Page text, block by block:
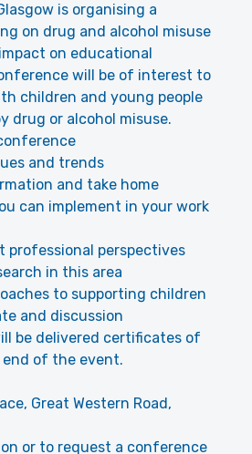
is organising a
on drug and alcohol misuse
on educational
will be of interest to
children and young people
drug or alcohol misuse.
and trends
and take home
can implement in your work
professional perspectives
in this area
to supporting children
and discussion
be delivered certificates of
of the event.
Great Western Road,
or to request a conference